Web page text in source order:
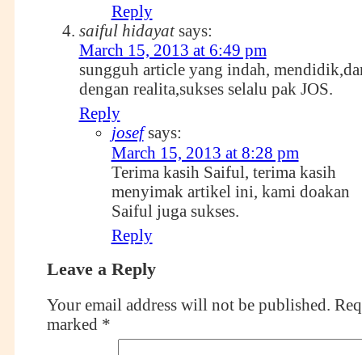
Reply
saiful hidayat says:
March 15, 2013 at 6:49 pm
sungguh article yang indah,
dengan realita,sukses selalu pak JOS.
Reply
josef says:
March 15, 2013 at 8:28 pm
Terima kasih Saiful, terima kasih
menyimak artikel ini, kami doakan
Saiful juga sukses.
Reply
Leave a Reply
Your email address will not be published.
marked *